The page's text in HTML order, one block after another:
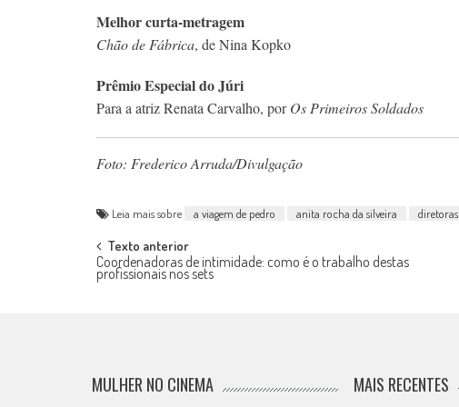
Melhor curta-metragem
Chão de Fábrica, de Nina Kopko
Prêmio Especial do Júri
Para a atriz Renata Carvalho, porOs Primeiros Soldados
Foto: Frederico Arruda/Divulgação
Leia mais sobre a viagem de pedro anita rocha da silveira diretoras
Post
navigation
Texto anterior
Coordenadoras de intimidade: como é o trabalho destas
profissionais nos sets
MULHER NO CINEMA MAIS RECENTES